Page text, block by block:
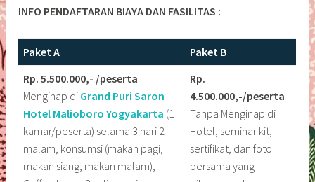
INFO PENDAFTARAN BIAYA DAN FASILITAS :
Paket A
Paket B
Rp. 5.500.000,- /peserta
Menginap di Grand Puri Saron
Hotel Malioboro Yogyakarta (1
kamar/peserta) selama 3 hari 2
malam, konsumsi (makan pagi,
makan siang, makan malam),
Rp.
4.500.000,-/peserta
Tanpa Menginap di
Hotel, seminar kit,
sertifikat, dan foto
bersama yang